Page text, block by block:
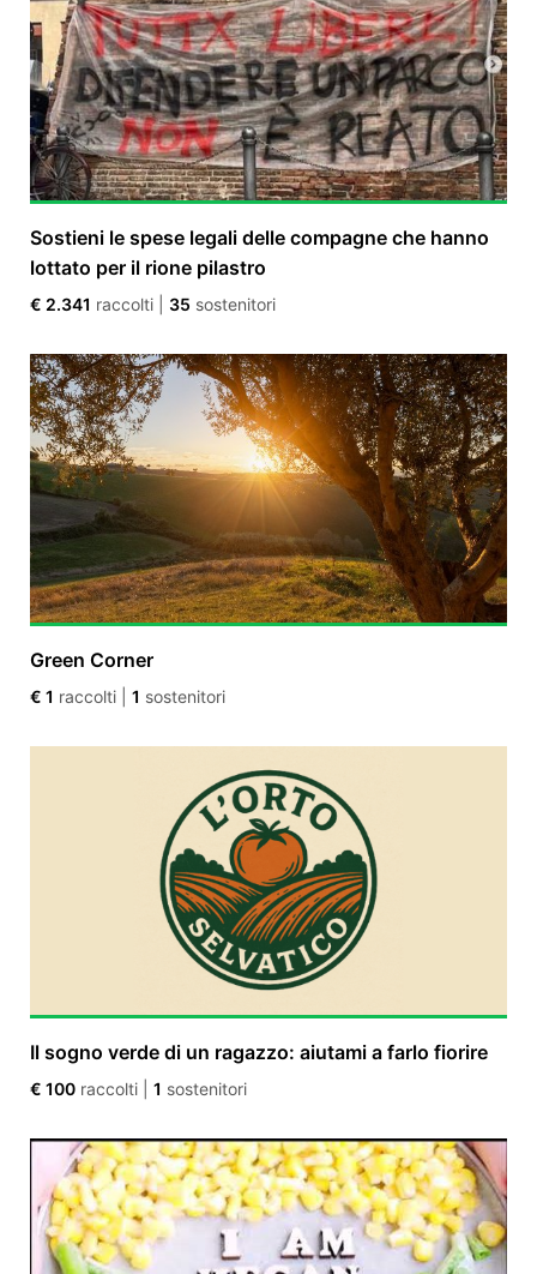
Sostieni le spese legali delle compagne che hanno
lottato per il rione pilastro
€ 2.341 raccolti 35 sostenitori
Green Corner
€ 1 raccolti 1 sostenitori
Il sogno verde di un ragazzo: aiutami a farlo fiorire
€ 100 raccolti 1 sostenitori